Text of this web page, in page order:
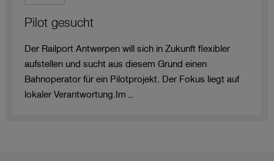
Pilot gesucht
Der Railport Antwerpen will sich in Zukunft flexibler
aufstellen und sucht aus diesem Grund einen
Bahnoperator für ein Pilotprojekt. Der Fokus liegt auf
lokaler Verantwortung.Im…